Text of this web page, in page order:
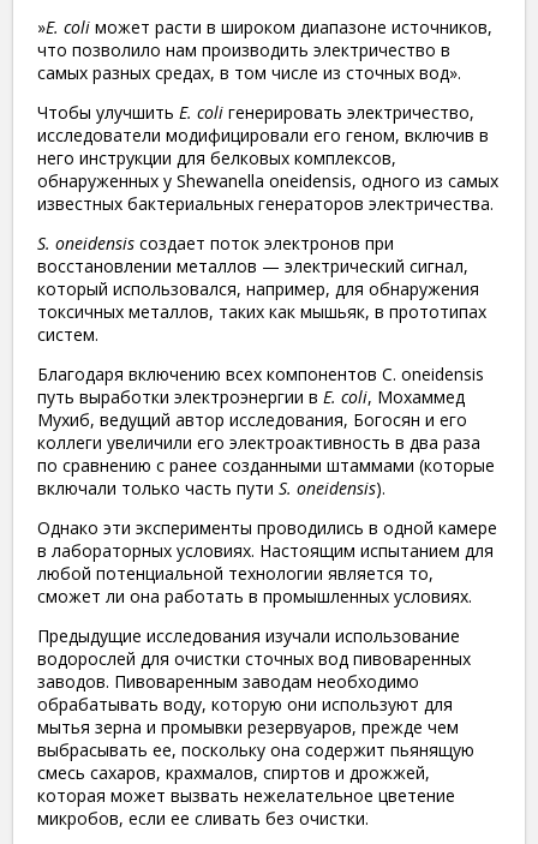
»E. coli может расти в широком диапазоне источников,
что позволило нам производить электричество в
самых разных средах, в том числе из сточных вод».
Чтобы улучшить E. coli генерировать электричество,
исследователи модифицировали его геном, включив в
него инструкции для белковых комплексов,
обнаруженных у Shewanella oneidensis, одного из самых
известных бактериальных генераторов электричества.
S. oneidensis создает поток электронов при
восстановлении металлов — электрический сигнал,
который использовался, например, для обнаружения
токсичных металлов, таких как мышьяк, в прототипах
систем.
Благодаря включению всех компонентов С. oneidensis
путь выработки электроэнергии в E. coli, Мохаммед
Мухиб, ведущий автор исследования, Богосян и его
коллеги увеличили его электроактивность в два раза
по сравнению с ранее созданными штаммами (которые
включали только часть пути S. oneidensis).
Однако эти эксперименты проводились в одной камере
в лабораторных условиях. Настоящим испытанием для
любой потенциальной технологии является то,
сможет ли она работать в промышленных условиях.
Предыдущие исследования изучали использование
водорослей для очистки сточных вод пивоваренных
заводов. Пивоваренным заводам необходимо
обрабатывать воду, которую они используют для
мытья зерна и промывки резервуаров, прежде чем
выбрасывать ее, поскольку она содержит пьянящую
смесь сахаров, крахмалов, спиртов и дрожжей,
которая может вызвать нежелательное цветение
микробов, если ее сливать без очистки.